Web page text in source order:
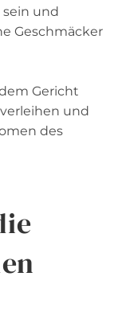
und
Geschmäcker
Gericht
und
des